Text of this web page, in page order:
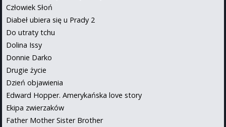
Człowiek Słoń
Diabeł ubiera się u Prady 2
Do utraty tchu
Dolina Issy
Donnie Darko
Drugie życie
Dzień objawienia
Edward Hopper. Amerykańska love story
Ekipa zwierzaków
Father Mother Sister Brother